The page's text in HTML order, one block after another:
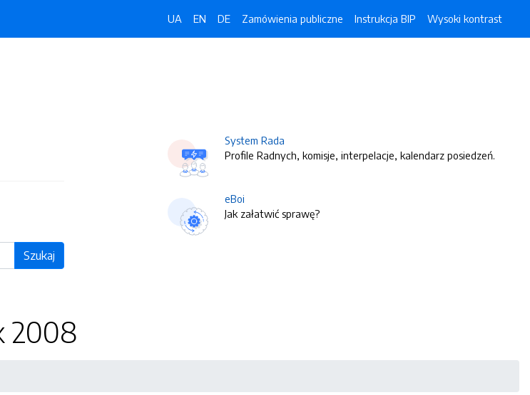
UA EN DE Zamówienia publiczne Instrukcja BIP Wysoki kontrast
Szukaj
System Rada
Profile Radnych, komisje, interpelacje, kalendarz posiedzeń.
eBoi
Jak załatwić sprawę?
2008